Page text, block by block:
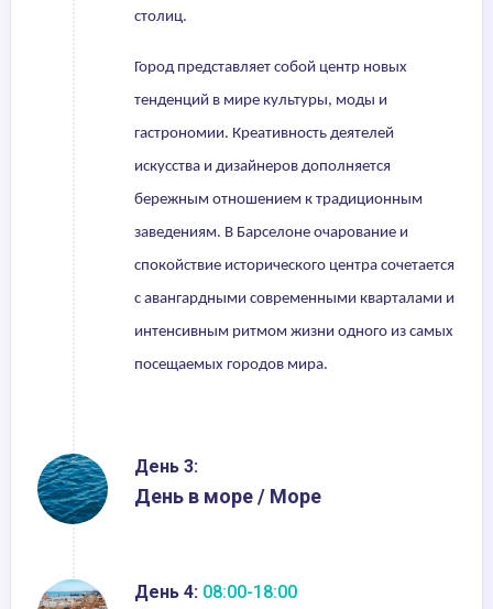
столиц.
Город представляет собой центр новых
тенденций в мире культуры, моды и
гастрономии. Креативность деятелей
искусства и дизайнеров дополняется
бережным отношением к традиционным
заведениям. В Барселоне очарование и
спокойствие исторического центра сочетается
с авангардными современными кварталами и
интенсивным ритмом жизни одного из самых
посещаемых городов мира.
День 3:
День в море / Море
День 4: 08:00-18:00